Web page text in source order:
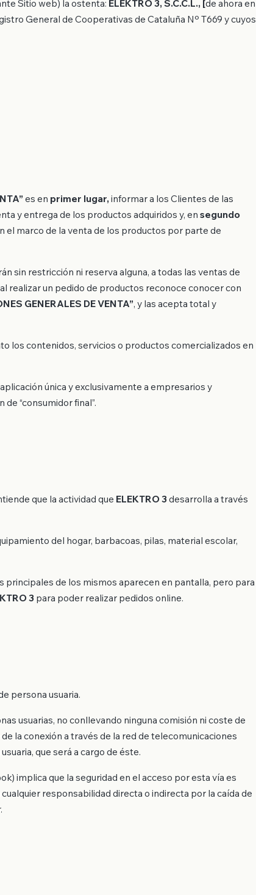
Sitio web) la ostenta: ELEKTRO 3, S.C.C.L., [de ahora en
General de Cooperativas de Cataluña Nº T669 y cuyos
es en primer lugar, informar a los Clientes de las
y entrega de los productos adquiridos y, en segundo
el marco de la venta de los productos por parte de
sin restricción ni reserva alguna, a todas las ventas de
realizar un pedido de productos reconoce conocer con
GENERALES DE VENTA”, y las acepta total y
los contenidos, servicios o productos comercializados en
única y exclusivamente a empresarios y
“consumidor final”.
que la actividad que ELEKTRO 3 desarrolla a través
del hogar, barbacoas, pilas, material escolar,
de los mismos aparecen en pantalla, pero para
3 para poder realizar pedidos online.
persona usuaria.
usuarias, no conllevando ninguna comisión ni coste de
la conexión a través de la red de telecomunicaciones
que será a cargo de éste.
implica que la seguridad en el acceso por esta vía es
responsabilidad directa o indirecta por la caída de